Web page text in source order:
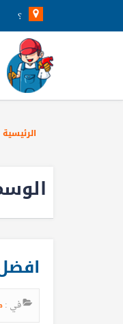
؟
الرئيسية
افضل
في :